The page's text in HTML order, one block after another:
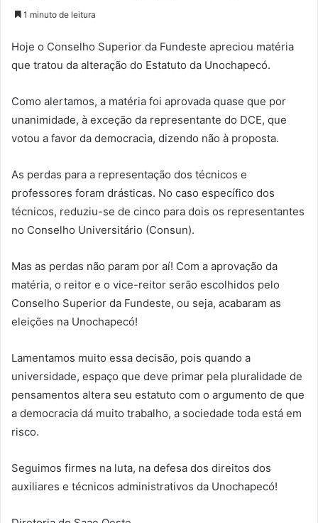
1 minuto de leitura
Hoje o Conselho Superior da Fundeste apreciou matéria
que tratou da alteração do Estatuto da Unochapecó.
Como alertamos, a matéria foi aprovada quase que por
unanimidade, à exceção da representante do DCE, que
votou a favor da democracia, dizendo não à proposta.
As perdas para a representação dos técnicos e
professores foram drásticas. No caso específico dos
técnicos, reduziu-se de cinco para dois os representantes
no Conselho Universitário (Consun).
Mas as perdas não param por aí! Com a aprovação da
matéria, o reitor e o vice-reitor serão escolhidos pelo
Conselho Superior da Fundeste, ou seja, acabaram as
eleições na Unochapecó!
Lamentamos muito essa decisão, pois quando a
universidade, espaço que deve primar pela pluralidade de
pensamentos altera seu estatuto com o argumento de que
a democracia dá muito trabalho, a sociedade toda está em
risco.
Seguimos firmes na luta, na defesa dos direitos dos
auxiliares e técnicos administrativos da Unochapecó!